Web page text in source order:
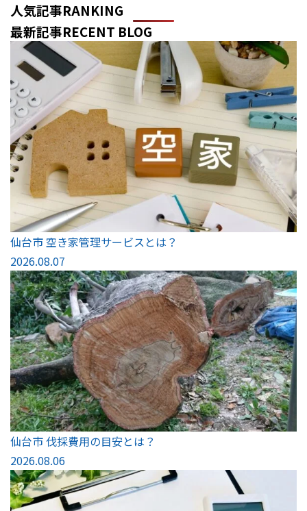
人気記事RANKING
最新記事RECENT BLOG
仙台市 空き家管理サービスとは？
2026.08.07
仙台市 伐採費用の目安とは？
2026.08.06